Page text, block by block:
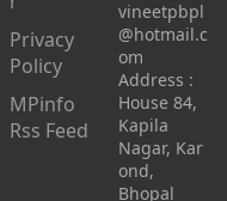
Privacy
Policy
MPinfo
Rss Feed
vineetpbpl
@hotmail.c
om
Address :
House 84,
Kapila
Nagar, Kar
ond,
Bhopal